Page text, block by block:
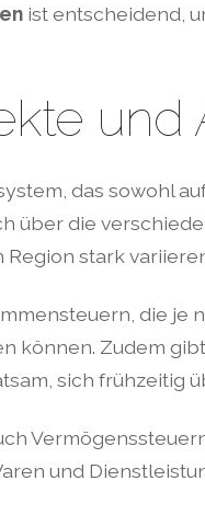
ist entscheidend,
das sowohl
über die
stark
die
können. Zudem
sich frühzeitig
und